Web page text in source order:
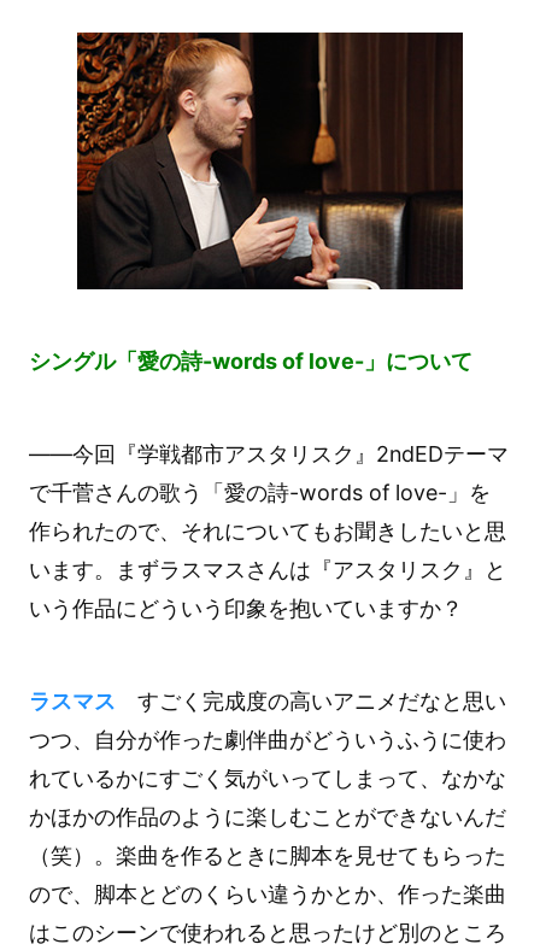
シングル「愛の詩-words of love-」について
――今回『学戦都市アスタリスク』2ndEDテーマ
で千菅さんの歌う「愛の詩-words of love-」を
作られたので、それについてもお聞きしたいと思
います。まずラスマスさんは『アスタリスク』と
いう作品にどういう印象を抱いていますか？
ラスマス すごく完成度の高いアニメだなと思い
つつ、自分が作った劇伴曲がどういうふうに使わ
れているかにすごく気がいってしまって、なかな
かほかの作品のように楽しむことができないんだ
（笑）。楽曲を作るときに脚本を見せてもらった
ので、脚本とどのくらい違うかとか、作った楽曲
はこのシーンで使われると思ったけど別のところ